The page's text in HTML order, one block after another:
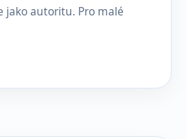
jako autoritu. Pro malé